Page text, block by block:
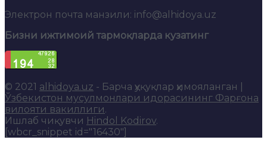
Электрон почта манзили: info@alhidoya.uz
Бизни ижтимоий тармоқларда кузатинг
© 2021 alhidoya.uz - Барча ҳуқуқлар ҳимояланган |
Ўзбекистон мусулмонлари идорасининг Фарғона
вилояти вакиллиги.
Ишлаб чиқувчи Hindol Kodirov.
[wbcr_snippet id="16430"]